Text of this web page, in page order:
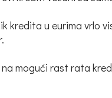
kredita u eurima vrlo
mogući rast rata